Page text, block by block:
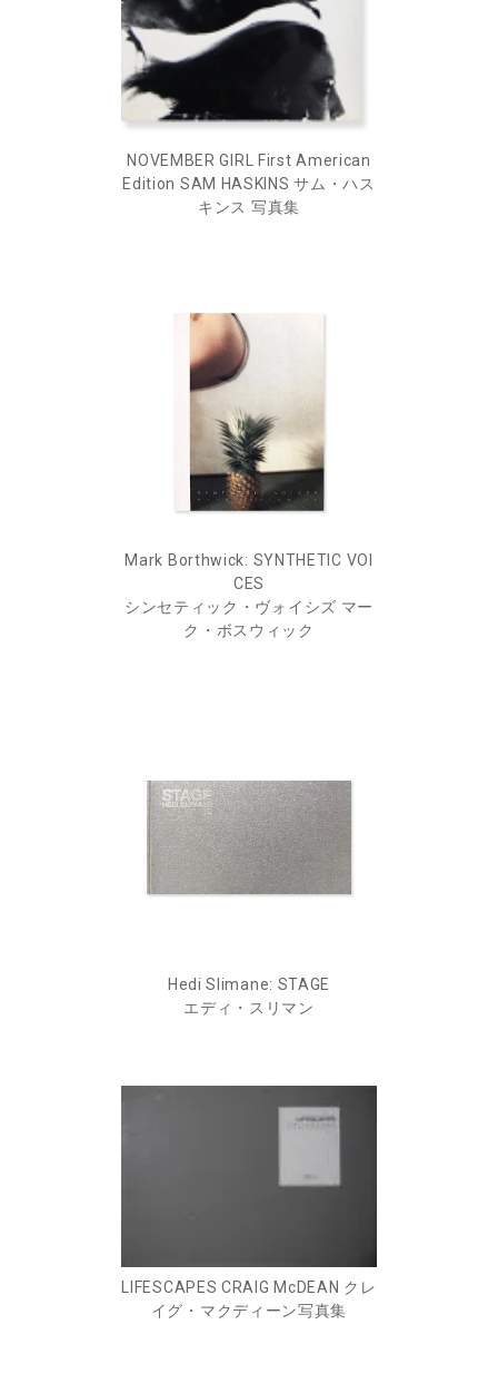
NOVEMBER GIRL First American
Edition SAM HASKINS サム・ハス
キンス 写真集
Mark Borthwick: SYNTHETIC VOI
CES
シンセティック・ヴォイシズ マー
ク・ボスウィック
Hedi Slimane: STAGE
エディ・スリマン
LIFESCAPES CRAIG McDEAN クレ
イグ・マクディーン写真集